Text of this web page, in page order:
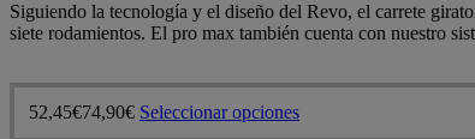
Siguiendo la tecnología y el diseño del Revo, el carrete
siete rodamientos. El pro max también cuenta con nuestro
52,45€74,90€ Seleccionar opcionesEste